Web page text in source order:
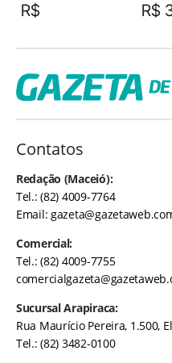
R$ R$
Contatos
Redação (Maceió):
Tel.: (82) 4009-7764
Email:
Comercial:
Tel.: (82) 4009-7755
Sucursal Arapiraca:
Rua Maurício Pereira, 1.500,
Tel.: (82) 3482-0100